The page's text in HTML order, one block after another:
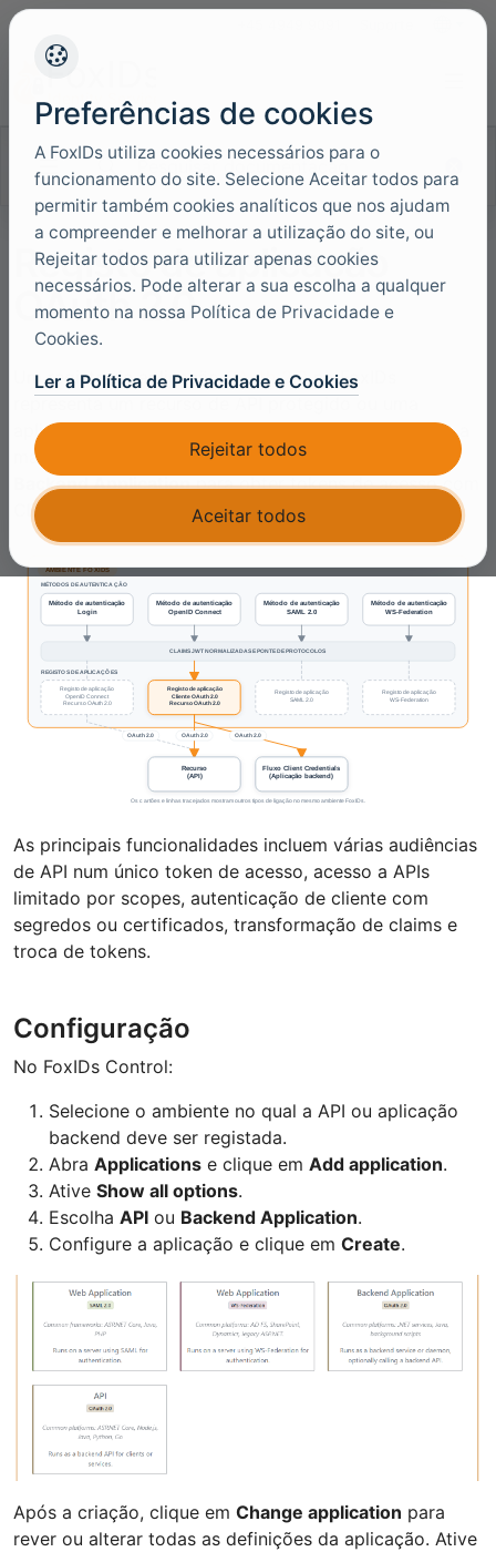
Idiomas
Pesquisar documentação
Registo de aplicação
OAuth 2.0
Um registo de aplicaçãoOAuth 2.0no FoxIDs
aplicação backend que utiliza autenticação máquina a
máquina. Registe umaAPIpara expor scopes e uma
Backend Applicationpara obter tokens de acesso com
Client Credentials Grant.
As principais funcionalidades incluem várias audiências
de API num único token de acesso, acesso a APIs
limitado por scopes, autenticação de cliente com
segredos ou certificados, transformação de claims e
troca de tokens.
Configuração
No FoxIDs Control:
Selecione o ambiente no qual a API ou aplicação
backend deve ser registada.
Abra Applications e clique em Add application.
Ative Show all options.
Escolha API ou Backend Application.
Configure a aplicação e clique em Create.
Após a criação, clique em Change application para
rever ou alterar todas as definições da aplicação. Ative
Preferências de cookies
A FoxIDs utiliza cookies necessários para o
funcionamento do site. Selecione Aceitar todos para
permitir também cookies analíticos que nos ajudam
a compreender e melhorar a utilização do site, ou
Rejeitar todos para utilizar apenas cookies
necessários. Pode alterar a sua escolha a qualquer
momento na nossa Política de Privacidade e
Cookies.
Ler a Política de Privacidade e Cookies
Rejeitar todos
Aceitar todos